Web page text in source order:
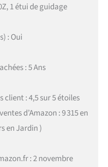
1 étui de guidage
: Oui
: 5 Ans
client : 4,5 sur 5 étoiles
d’Amazon : 9 315 en
en Jardin )
: 2 novembre